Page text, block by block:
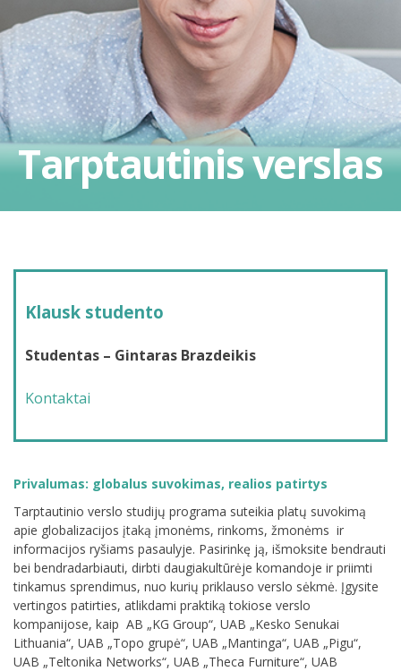
Tarptautinis verslas
Klausk studento
Studentas – Gintaras Brazdeikis
Kontaktai
Privalumas: globalus suvokimas, realios patirtys
Tarptautinio verslo studijų programa suteikia platų suvokimą
apie globalizacijos įtaką įmonėms, rinkoms, žmonėms ir
informacijos ryšiams pasaulyje. Pasirinkę ją, išmoksite bendrauti
bei bendradarbiauti, dirbti daugiakultūrėje komandoje ir priimti
tinkamus sprendimus, nuo kurių priklauso verslo sėkmė. Įgysite
vertingos patirties, atlikdami praktiką tokiose verslo
kompanijose, kaip AB „KG Group“, UAB „Kesko Senukai
Lithuania“, UAB „Topo grupė“, UAB „Mantinga“, UAB „Pigu“,
UAB „Teltonika Networks“, UAB „Theca Furniture“, UAB